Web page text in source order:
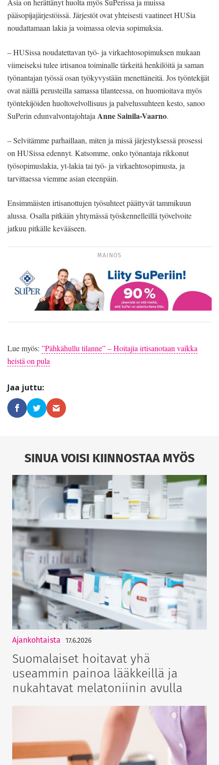
Asia on herättänyt huolta myös SuPerissa ja muissa
pääsopijajärjestöissä. Järjestöt ovat yhteisesti vaatineet HUSia
noudattamaan lakia ja voimassa olevia sopimuksia.
– HUSissa noudatettavan työ- ja virkaehtosopimuksen mukaan
viimeiseksi tulee irtisanoa toiminalle tärkeitä henkilöitä ja saman
työnantajan työssä osan työkyvystään menettäneitä. Jos työntekijät
ovat näillä perusteilla samassa tilanteessa, on huomioitava myös
työntekijöiden huoltovelvollisuus ja palvelussuhteen kesto, sanoo
SuPerin edunvalvontajohtaja Anne Sainila-Vaarno.
– Selvitämme parhaillaan, miten ja missä järjestyksessä prosessi
on HUSissa edennyt. Katsomme, onko työnantaja rikkonut
työsopimuslakia, yt-lakia tai työ- ja virkaehtosopimusta, ja
tarvittaessa viemme asian eteenpäin.
Ensimmäisten irtisanottujen työsuhteet päättyvät tammikuun
alussa. Osalla pitkään yhtymässä työskennelleillä työvelvoite
jatkuu pitkälle kevääseen.
MAINOS
Lue myös: ”Pähkähullu tilanne” – Hoitajia irtisanotaan vaikka
heistä on pula
SINUA VOISI KIINNOSTAA MYÖS
Ajankohtaista 17.6.2026
Suomalaiset hoitavat yhä
useammin painoa lääkkeillä ja
nukahtavat melatoniinin avulla